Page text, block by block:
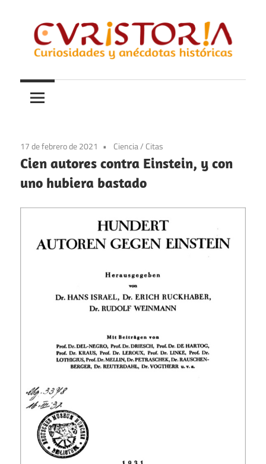
contenido
Curistoria
y
anécdotas
historia
17 de febrero de 2021 Ciencia/ Citas
Cien autores contra Einstein, y con
uno hubiera bastado